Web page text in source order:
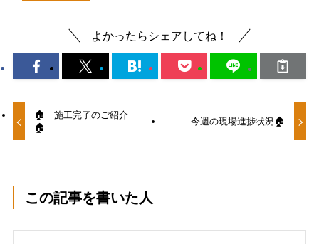
よかったらシェアしてね！
🏠 施工完了のご紹介
🏠
今週の現場進捗状況🏠
この記事を書いた人